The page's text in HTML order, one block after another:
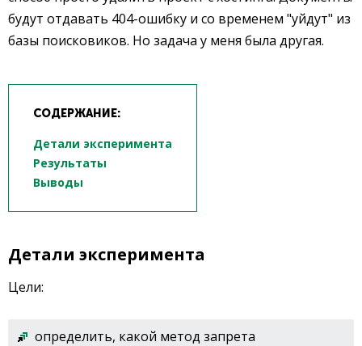
будут отдавать 404-ошибку и со временем "уйдут" из
базы поисковиков. Но задача у меня была другая.
СОДЕРЖАНИЕ:
Детали эксперимента
Результаты
Выводы
Детали эксперимента
Цели:
определить, какой метод запрета